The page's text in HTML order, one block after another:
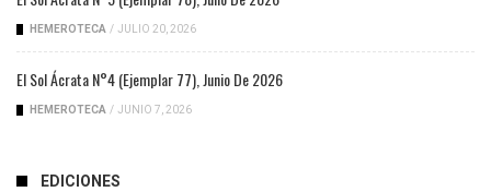
HEMEROTECA / JULIO 20, 2026
El Sol Ácrata N°4 (ejemplar 77), Junio De 2026
HEMEROTECA / JUNIO 7, 2026
EDICIONES